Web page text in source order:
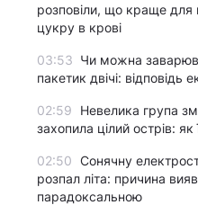
розповіли, що краще для
цукру в крові
03:53 Чи можна
пакетик двічі: відповідь
02:59
Невелика група
захопила цілий острів:
02:50 Сонячну
розпал літа: причина
парадоксальною